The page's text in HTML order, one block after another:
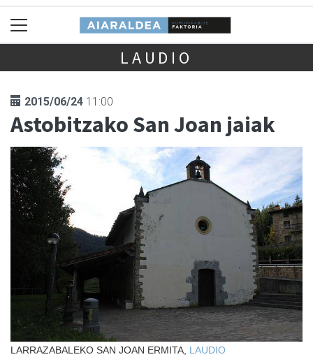
LAUDIO
2015/06/24 11:00
Astobitzako San Joan jaiak
LARRAZABALEKO SAN JOAN ERMITA, LAUDIO